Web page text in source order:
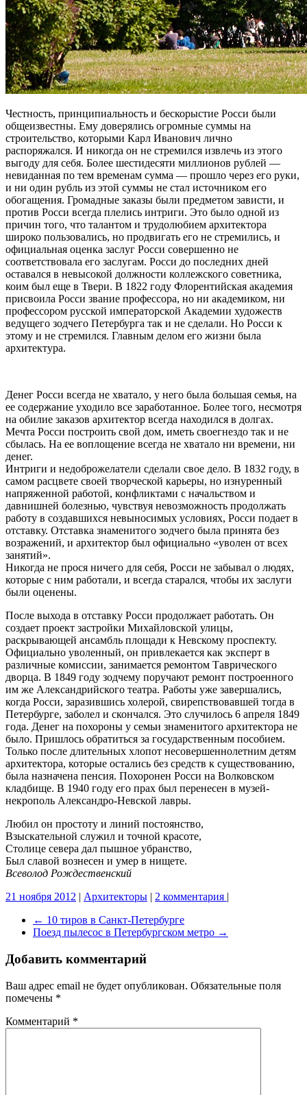
Честность, принципиальность и бескорыстие Росси были
общеизвестны. Ему доверялись огромные суммы на
строительство, которыми Карл Иванович лично
распоряжался. И никогда он не стремился извлечь из этого
выгоду для себя. Более шестидесяти миллионов рублей —
невиданная по тем временам сумма — прошло через его руки,
и ни один рубль из этой суммы не стал источником его
обогащения. Громадные заказы были предметом зависти, и
против Росси всегда плелись интриги. Это было одной из
причин того, что талантом и трудолюбием архитектора
широко пользовались, но продвигать его не стремились, и
официальная оценка заслуг Росси совершенно не
соответствовала его заслугам. Росси до последних дней
оставался в невысокой должности коллежского советника,
коим был еще в Твери. В 1822 году Флорентийская академия
присвоила Росси звание профессора, но ни академиком, ни
профессором русской императорской Академии художеств
ведущего зодчего Петербурга так и не сделали. Но Росси к
этому и не стремился. Главным делом его жизни была
архитектура.
Денег Росси всегда не хватало, у него была большая семья, на
ее содержание уходило все заработанное. Более того, несмотря
на обилие заказов архитектор всегда находился в долгах.
Мечта Росси построить свой дом, иметь своегнездо так и не
сбылась. На ее воплощение всегда не хватало ни времени, ни
денег.
Интриги и недоброжелатели сделали свое дело. В 1832 году, в
самом расцвете своей творческой карьеры, но изнуренный
напряженной работой, конфликтами с начальством и
давнишней болезнью, чувствуя невозможность продолжать
работу в создавшихся невыносимых условиях, Росси подает в
отставку. Отставка знаменитого зодчего была принята без
возражений, и архитектор был официально «уволен от всех
занятий».
Никогда не прося ничего для себя, Росси не забывал о людях,
которые с ним работали, и всегда старался, чтобы их заслуги
были оценены.
После выхода в отставку Росси продолжает работать. Он
создает проект застройки Михайловской улицы,
раскрывающей ансамбль площади к Невскому проспекту.
Официально уволенный, он привлекается как эксперт в
различные комиссии, занимается ремонтом Таврического
дворца. В 1849 году зодчему поручают ремонт построенного
им же Александрийского театра. Работы уже завершались,
когда Росси, заразившись холерой, свирепствовавшей тогда в
Петербурге, заболел и скончался. Это случилось 6 апреля 1849
года. Денег на похороны у семьи знаменитого архитектора не
было. Пришлось обратиться за государственным пособием.
Только после длительных хлопот несовершеннолетним детям
архитектора, которые остались без средств к существованию,
была назначена пенсия. Похоронен Росси на Волковском
кладбище. В 1940 году его прах был перенесен в музей-
некрополь Александро-Невской лавры.
Любил он простоту и линий постоянство,
Взыскательной служил и точной красоте,
Столице севера дал пышное убранство,
Был славой вознесен и умер в нищете.
Всеволод Рождественский
21 ноября 2012 | Архитекторы | 2 комментария |
← 10 тиров в Санкт-Петербурге
Поезд пылесос в Петербургском метро →
Добавить комментарий
Ваш адрес email не будет опубликован. Обязательные поля
помечены *
Комментарий *